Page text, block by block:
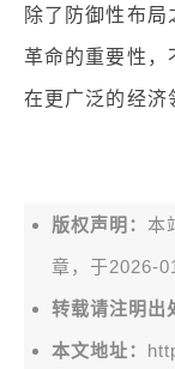
除了防御性布
革命的重要性，
在更广泛的经济
版权声明： 本
章，于2026-
转载请注明出
本文地址：